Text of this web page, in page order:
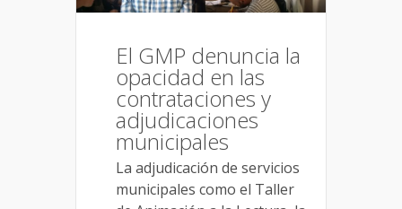
El GMP denuncia la
opacidad en las
contrataciones y
adjudicaciones
municipales
La adjudicación de servicios
municipales como el Taller